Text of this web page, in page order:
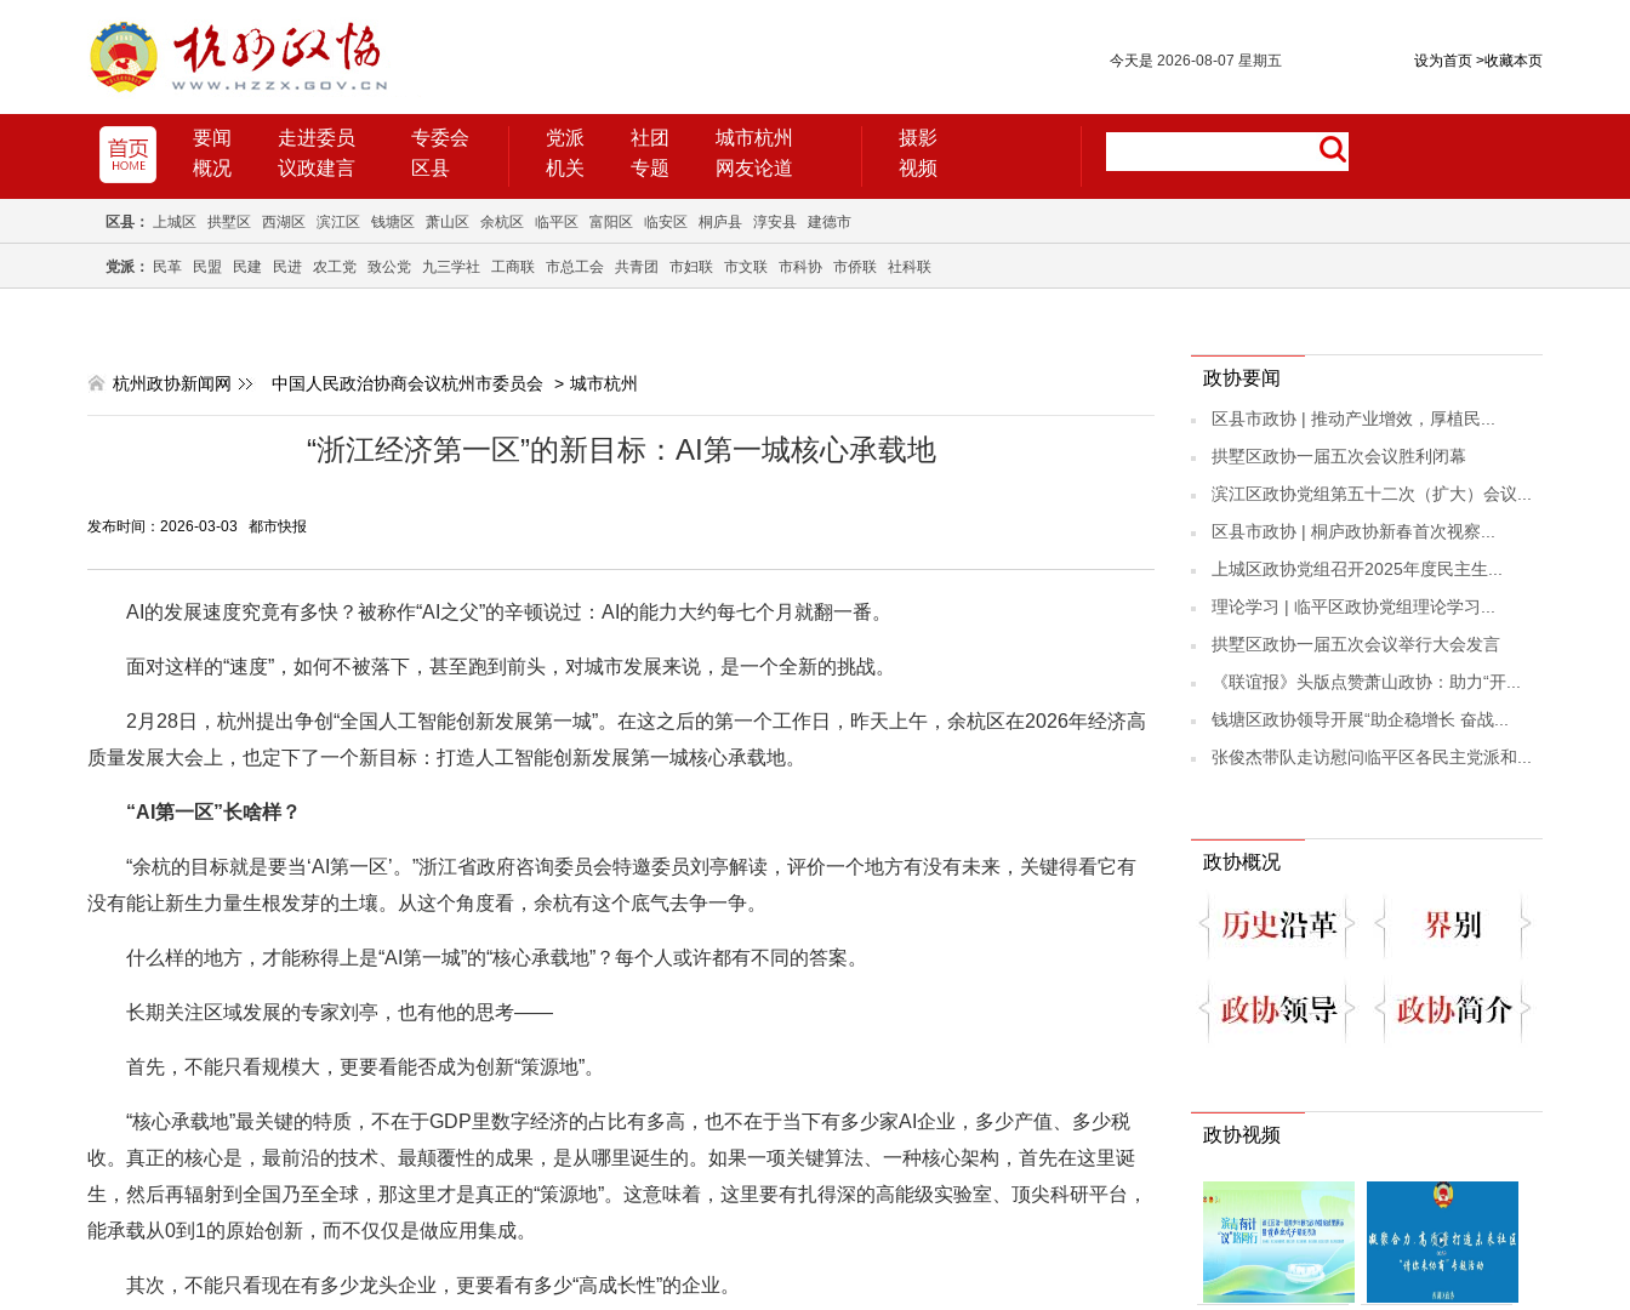
设为首页 >收藏本页
今天是 2026-08-07 星期五
要闻 走进委员
专委会
概况
议政建言 区县
党派 社团
城市杭州
机关
专题 网友论道
摄影
视频
区县： 上城区 拱墅区 西湖区 滨江区 钱塘区 萧山区 余杭区 临平区 富阳区 临安区 桐庐县 淳安县 建德市
党派： 民革 民盟 民建 民进 农工党 致公党 九三学社 工商联 市总工会 共青团 市妇联 市文联 市科协 市侨联 社科联
杭州政协新闻网 中国人民政治协商会议杭州市委员会 > 城市杭州
“浙江经济第一区”的新目标：AI第一城核心承载地
发布时间：2026-03-03 都市快报
AI的发展速度究竟有多快？被称作“AI之父”的辛顿说过：AI的能力大约每七个月就翻一番。
面对这样的“速度”，如何不被落下，甚至跑到前头，对城市发展来说，是一个全新的挑战。
2月28日，杭州提出争创“全国人工智能创新发展第一城”。在这之后的第一个工作日，昨天上午，余杭区在2026年经济高
质量发展大会上，也定下了一个新目标：打造人工智能创新发展第一城核心承载地。
“AI第一区”长啥样？
“余杭的目标就是要当‘AI第一区’。”浙江省政府咨询委员会特邀委员刘亭解读，评价一个地方有没有未来，关键得看它有
没有能让新生力量生根发芽的土壤。从这个角度看，余杭有这个底气去争一争。
什么样的地方，才能称得上是“AI第一城”的“核心承载地”？每个人或许都有不同的答案。
长期关注区域发展的专家刘亭，也有他的思考——
首先，不能只看规模大，更要看能否成为创新“策源地”。
“核心承载地”最关键的特质，不在于GDP里数字经济的占比有多高，也不在于当下有多少家AI企业，多少产值、多少税
收。真正的核心是，最前沿的技术、最颠覆性的成果，是从哪里诞生的。如果一项关键算法、一种核心架构，首先在这里诞
生，然后再辐射到全国乃至全球，那这里才是真正的“策源地”。这意味着，这里要有扎得深的高能级实验室、顶尖科研平台，
能承载从0到1的原始创新，而不仅仅是做应用集成。
其次，不能只看现在有多少龙头企业，更要看有多少“高成长性”的企业。
政协要闻
区县市政协 | 推动产业增效，厚植民...
拱墅区政协一届五次会议胜利闭幕
滨江区政协党组第五十二次（扩大）会议...
区县市政协 | 桐庐政协新春首次视察...
上城区政协党组召开2025年度民主生...
理论学习 | 临平区政协党组理论学习...
拱墅区政协一届五次会议举行大会发言
《联谊报》头版点赞萧山政协：助力“开...
钱塘区政协领导开展“助企稳增长 奋战...
张俊杰带队走访慰问临平区各民主党派和...
政协概况
政协视频